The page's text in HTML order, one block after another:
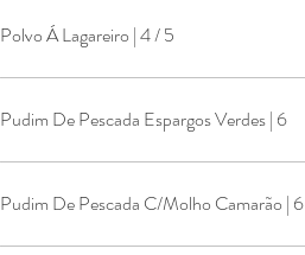
Polvo Á Lagareiro | 4 / 5
Pudim De Pescada Espargos Verdes | 6
Pudim De Pescada C/Molho Camarão | 6